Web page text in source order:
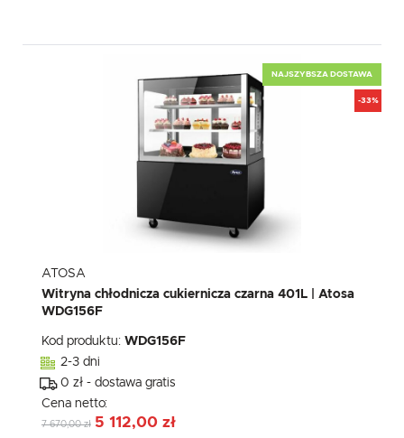
NAJSZYBSZA DOSTAWA
-33%
ATOSA
Witryna chłodnicza cukiernicza czarna 401L | Atosa
WDG156F
Kod produktu: WDG156F
2-3 dni
0 zł - dostawa gratis
Cena netto:
7 670,00 zł 5 112,00 zł